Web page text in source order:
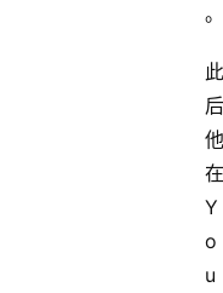
。
此
后
他
在
Y
o
u